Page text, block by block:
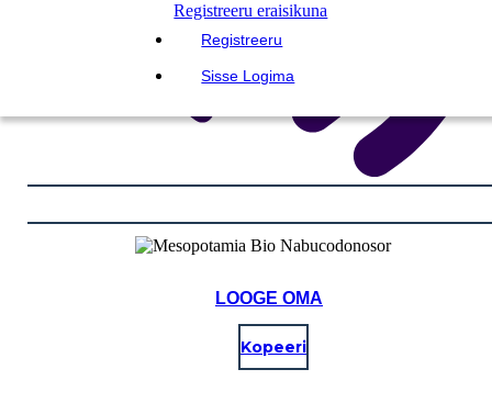
Registreeru eraisikuna
Registreeru
Sisse Logima
LOOGE OMA
Kopeeri